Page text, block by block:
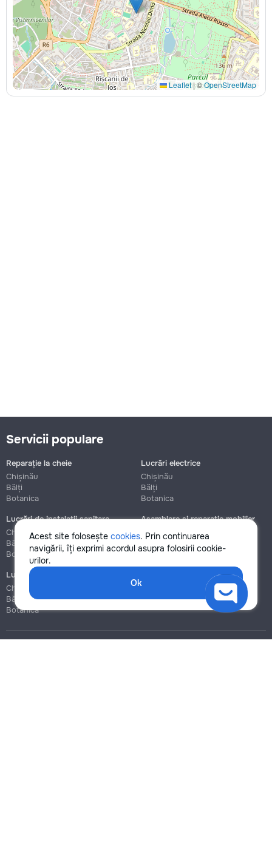
Leaflet |©OpenStreetMap
Acest site folosește cookies. Prin continuarea
navigării, îți exprimi acordul asupra folosirii cookie-
urilor.
Ok
Servicii populare
Reparație la cheie
Chișinău
Bălți
Botanica
Lucrări electrice
Chișinău
Bălți
Botanica
Lucrări de instalații sanitare
Chișinău
Bălți
Botanica
Asamblare și reparație mobilier
Chișinău
Botanica
Lucrări de construcție și instalare
Chișinău
Bălți
Botanica